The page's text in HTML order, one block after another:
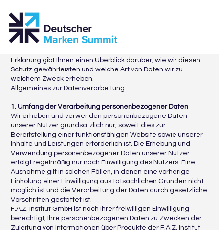
Allgemeine Nutzungsbedingungen
Bedeutung bei. Daher halten wir uns strikt an die
gesetzlichen Bestimmungen, die die Zulässigkeit des
Umgangs mit personenbezogenen Daten regeln und haben
sowohl im technischen als auch organisatorischen Bereich
Erklärung gibt Ihnen einen Überblick darüber, wie wir diesen
Schutz gewährleisten und welche Art von Daten wir zu
welchem Zweck erheben.
Allgemeines zur Datenverarbeitung
1. Umfang der Verarbeitung personenbezogener Daten
Wir erheben und verwenden personenbezogene Daten
unserer Nutzer grundsätzlich nur, soweit dies zur
Bereitstellung einer funktionsfähigen Website sowie unserer
Inhalte und Leistungen erforderlich ist. Die Erhebung und
Verwendung personenbezogener Daten unserer Nutzer
erfolgt regelmäßig nur nach Einwilligung des Nutzers. Eine
Ausnahme gilt in solchen Fällen, in denen eine vorherige
Einholung einer Einwilligung aus tatsächlichen Gründen nicht
möglich ist und die Verarbeitung der Daten durch gesetzliche
Vorschriften gestattet ist.
F.A.Z. Institut GmbH ist nach Ihrer freiwilligen Einwilligung
berechtigt, Ihre personenbezogenen Daten zu Zwecken der
Zuleitung von Informationen über Produkte der F.A.Z. Institut